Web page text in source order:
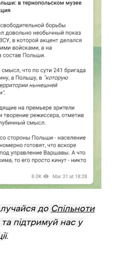
до Спільноти
підтримуй нас у
.